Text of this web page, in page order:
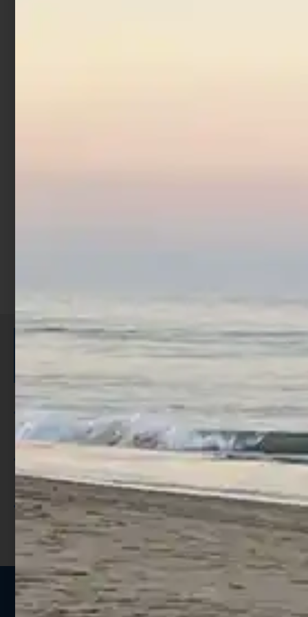
ISCRIVITI E RICEVI 3,50€ DI
SCONTO >
Per ogni acquisto accumuli ulteriori
punti;
Utilizza i punti per ricevere uno
sconto;
I punti sono indicati nella pagina
prodotto;
Seguici sui social